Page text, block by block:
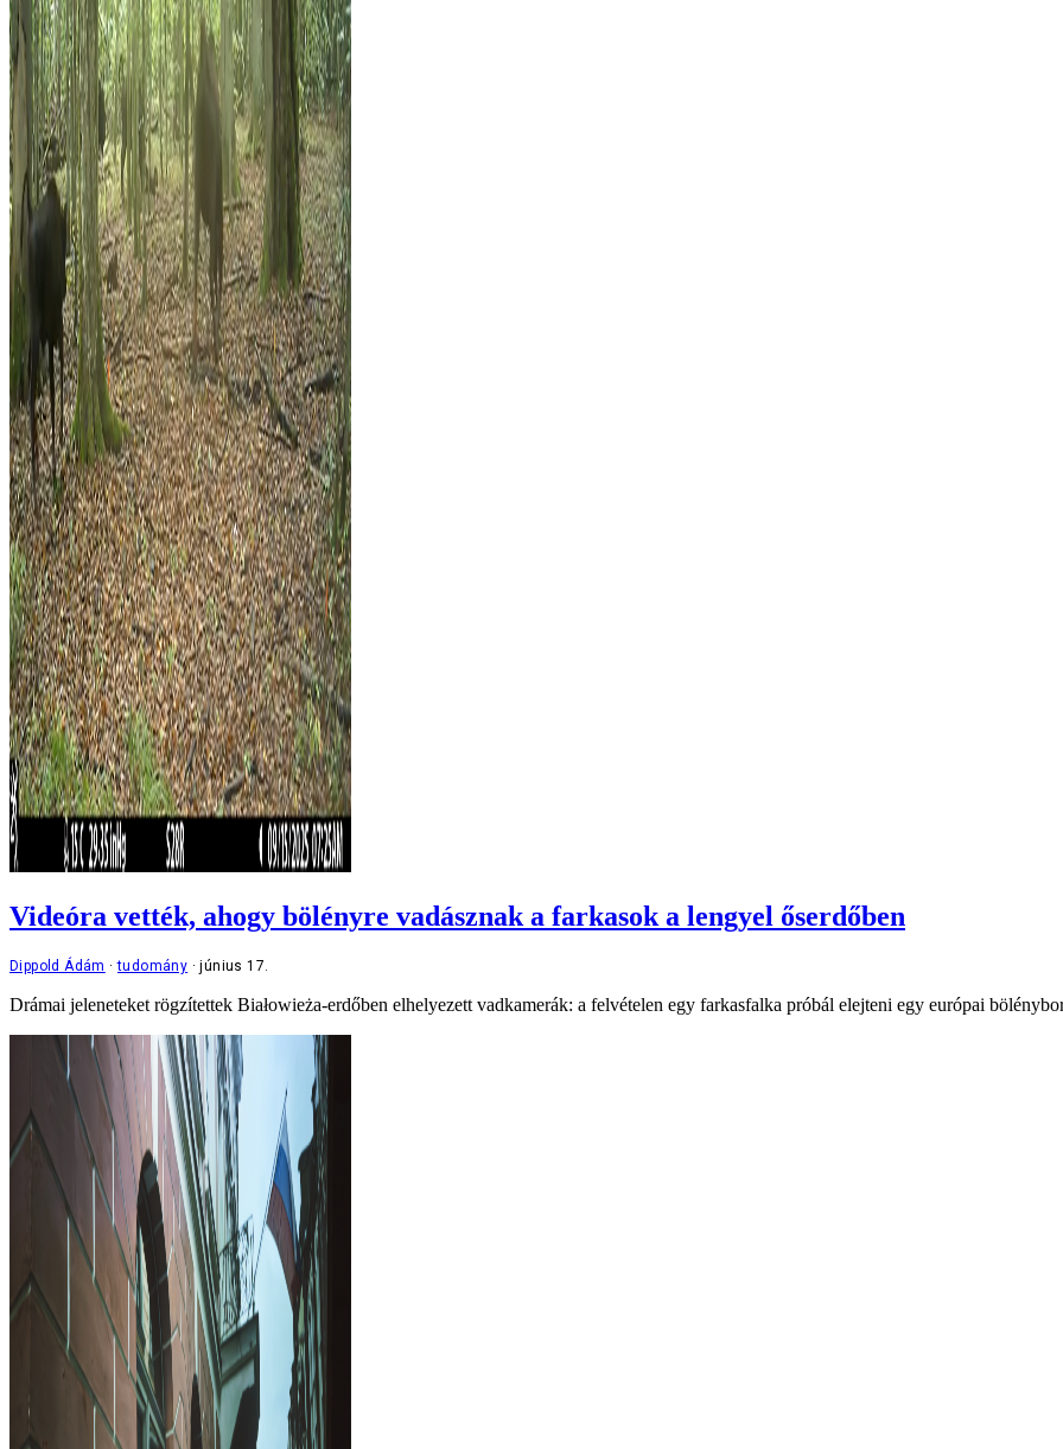
Videóra vették, ahogy bölényre vadásznak a farkasok a lengyel őserdőben
Dippold Ádám tudomány június 17.
Drámai jeleneteket rögzítettek Białowieża-erdőben elhelyezett vadkamerák: a felvételen egy farkasfalka próbál elejteni egy európai